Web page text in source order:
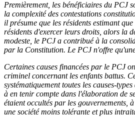
Premièrement, les bénéficiaires du PCJ
la complexité des contestations
il présume que les résidents estimant
résidents d'exercer leurs droits, alors la
modeste, le PCJ a contribué à la
par la Constitution. Le PCJ n'offre
Certaines causes financées par le PCJ
criminel concernant les enfants battus.
systématiquement toutes les causes-
à en tenir compte dans l'élaboration de
étaient occultés par les gouvernements,
une société moins tolérante et plus